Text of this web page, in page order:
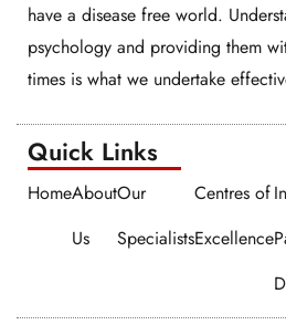
have a disease free world.
psychology and providing them
times is what we undertake
Quick Links​​
HomeAbout
Us
Our
Specialists
Centres of
Excellence